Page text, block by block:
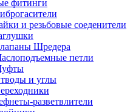
фитинги
и резьбовые соеденители
Шредера
петли
и углы
разветвлители